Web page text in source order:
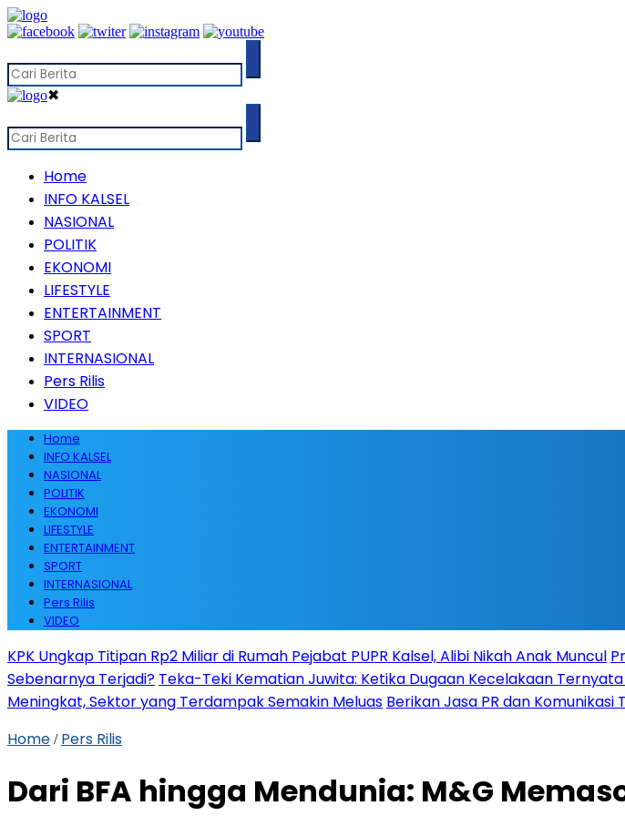
✖
Home
INFO KALSEL
NASIONAL
POLITIK
EKONOMI
LIFESTYLE
ENTERTAINMENT
SPORT
INTERNASIONAL
Pers Rilis
VIDEO
Home
INFO KALSEL
NASIONAL
POLITIK
EKONOMI
LIFESTYLE
ENTERTAINMENT
SPORT
INTERNASIONAL
Pers Rilis
VIDEO
KPK Ungkap Titipan Rp2 Miliar di Rumah Pejabat PUPR Kalsel, Alibi Nikah Anak Muncul
Sebenarnya Terjadi? Teka-Teki Kematian Juwita: Ketika Dugaan Kecelakaan
Meningkat, Sektor yang Terdampak Semakin Meluas Berikan Jasa PR dan
Home / Pers Rilis
Dari BFA hingga Mendunia: M&G